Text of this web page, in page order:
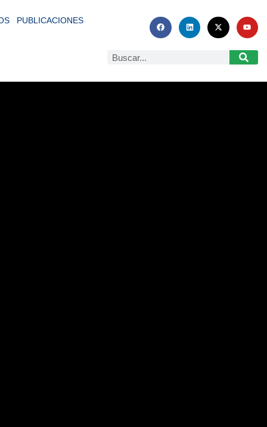
PUBLICACIONES